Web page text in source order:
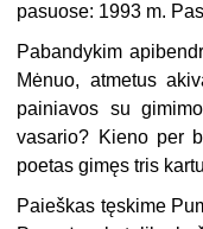
pasuose: 1993 m.
Pabandykim
Mėnuo, atmetus
painiavos su
vasario? Kieno per
poetas gimęs tris
Paieškas tęskime